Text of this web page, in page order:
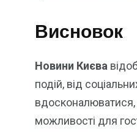
Висновок
Новини Києва
подій, від
можливості для